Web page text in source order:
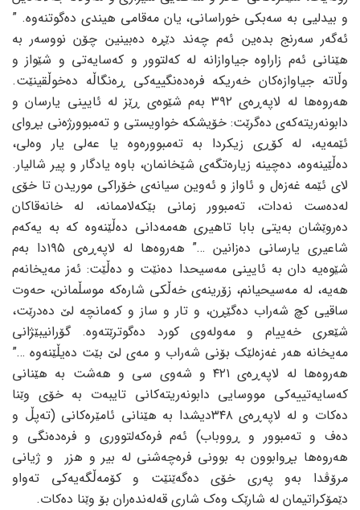
و بیدلیی به‌ سه‌بکی خوراسانی، یان مه‌قامی هیندی ده‌گوتنه‌وه‌. ”
ئه‌گه‌ر سه‌رنج بده‌ین ئه‌م چه‌ند دێڕه‌ ده‌بینین چۆن نووسه‌ر به‌
هێنانی ئه‌م زاراوه‌ جیاوازانه‌ له‌ که‌لتوور و که‌سایه‌تی و شێواز و
وڵاته‌ جیاوازه‌کان خه‌ریکه‌ فره‌ده‌نگییه‌کی ڕه‌نگاڵه‌ ده‌خوڵقینێت.
هه‌روه‌ها له‌ لاپه‌ڕه‌ی ٣٩٢ به‌م شێوه‌ی ڕێز له‌ ئایینی یارسان و
دابونه‌ریته‌که‌ی ده‌گرێت: خۆیشکه‌ خواویستی و ته‌مبوورژه‌نی بڕوای
ئێمه‌یه‌، له‌ کۆڕی زیکردا به‌ ته‌مبووره‌وه‌ یا عه‌لی یار وه‌لی،
ده‌ڵێینه‌وه‌، ده‌چینه‌ زیاره‌تگه‌ی شێخانمان، باوه‌ یادگار و پیر شالیار.
لای ئێمه‌ غه‌زه‌ل و ئاواز و ئه‌وین سیانه‌ی خۆراکی موریدن تا خۆی
له‌ده‌ست نه‌دات، ته‌مبوور زمانی بێکه‌لاممانه‌، له‌ خانه‌قاکان
ده‌روێشان به‌یتی بابا تاهیری هه‌مه‌دانی ده‌ڵێنه‌وه‌ که‌ به‌ یه‌که‌م
شاعیری یارسانی ده‌زانین …” هه‌روه‌ها له‌ لاپه‌ڕه‌ی ١٩٥دا به‌م
شێوه‌یه‌ دان به‌ ئایینی مه‌سیحدا ده‌نێت و ده‌ڵێت: ئه‌ز مه‌یخانه‌م
هه‌یه‌، له‌ مه‌سیحیانم، زۆرینه‌ی خه‌ڵکی شاره‌که‌ موسڵمانن، حه‌وت
ساقیی کچ شه‌راب ده‌گێڕن، و تار و ساز و که‌مانچه‌ لێ ده‌درێت،
شێعری خه‌ییام و مه‌وله‌وی کورد ده‌گوترێته‌وه‌. گۆرانیبێژانی
مه‌یخانه‌ هه‌ر غه‌زه‌لێک بۆنی شه‌راب و مه‌ی لێ بێت ده‌یڵێنه‌وه‌ …”
هه‌روه‌ها له‌ لاپه‌ڕه‌ی ٤٢١ و شه‌وی سی و هه‌شت به‌ هێنانی
که‌سایه‌تییه‌کی مووسایی دابونه‌ریته‌کانی تایبه‌ت به‌ خۆی وێنا
ده‌کات و له‌ لاپه‌ڕه‌ی ٣٤٨دیشدا به‌ هێنانی ئامێره‌کانی (ته‌پڵ و
ده‌ف و ته‌مبوور و ڕووباب) ئه‌م فره‌که‌لتووری و فره‌ده‌نگی و
هه‌روه‌ها بڕوابوون به‌ بوونی فره‌چه‌شنی له‌ بیر و هزر و ژیانی
مرۆڤدا به‌و په‌ری خۆی ده‌گه‌ێنێت و کۆمه‌ڵگه‌یه‌کی ته‌واو
دێمۆکراتیمان له‌ شارێک وه‌ک شاری قه‌له‌نده‌ران بۆ وێنا ده‌کات.